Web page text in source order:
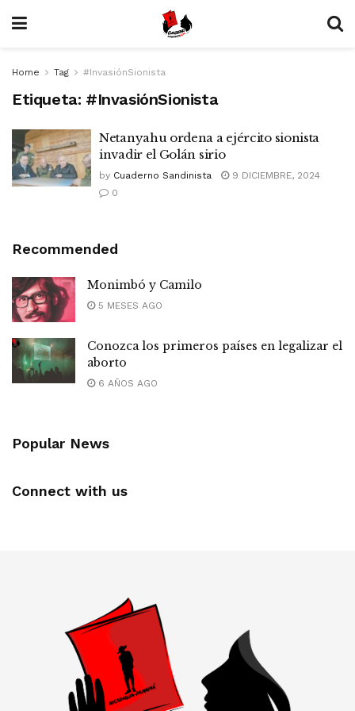
Home Tag #InvasiónSionista
Etiqueta: #InvasiónSionista
Netanyahu ordena a ejército sionista
invadir el Golán sirio
by Cuaderno Sandinista
9 DICIEMBRE, 2024
0
Recommended
Monimbó y Camilo
5 MESES AGO
Conozca los primeros países en legalizar el
aborto
6 AÑOS AGO
Popular News
Connect with us